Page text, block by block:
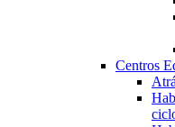
Centros